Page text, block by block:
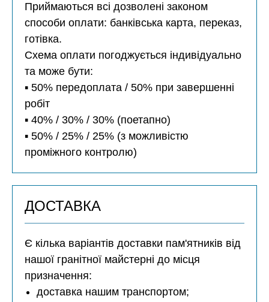
Приймаються всі дозволені законом
способи оплати: банківська карта, переказ,
готівка.
Схема оплати погоджується індивідуально
та може бути:
▪️ 50% передоплата / 50% при завершенні
робіт
▪️ 40% / 30% / 30% (поетапно)
▪️ 50% / 25% / 25% (з можливістю
проміжного контролю)
ДОСТАВКА
Є кілька варіантів доставки пам'ятників від
нашої гранітної майстерні до місця
призначення:
доставка нашим транспортом;